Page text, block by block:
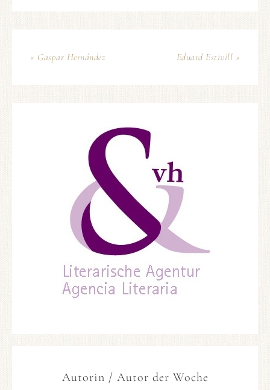
« Gaspar Hernández Eduard Estivill »
Autorin / Autor der Woche